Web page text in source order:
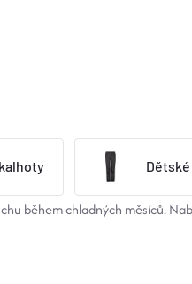
během chladných měsíců.